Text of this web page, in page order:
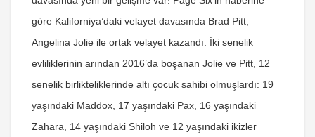
göre Kaliforniya’daki velayet davasında Brad Pitt,
Angelina Jolie ile ortak velayet kazandı. İki senelik
evliliklerinin arından 2016’da boşanan Jolie ve Pitt, 12
senelik birlikteliklerinde altı çocuk sahibi olmuşlardı: 19
yaşındaki Maddox, 17 yaşındaki Pax, 16 yaşındaki
Zahara, 14 yaşındaki Shiloh ve 12 yaşındaki ikizler